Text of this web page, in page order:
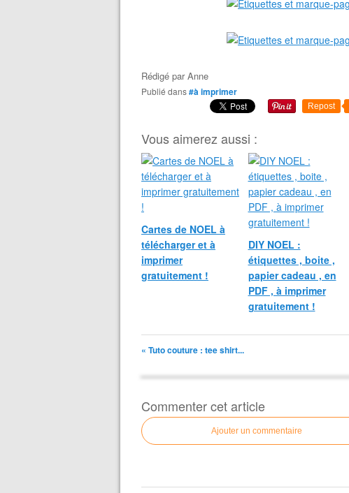
Rédigé parAnne
Publié dans#à imprimer
Repost
Vous aimerez aussi :
Cartes de NOEL à
télécharger et à
imprimer
gratuitement !
DIY NOEL :
étiquettes , boite ,
papier cadeau , en
PDF , à imprimer
gratuitement !
« Tuto couture : tee shirt...
Commenter cet article
Ajouter un commentaire